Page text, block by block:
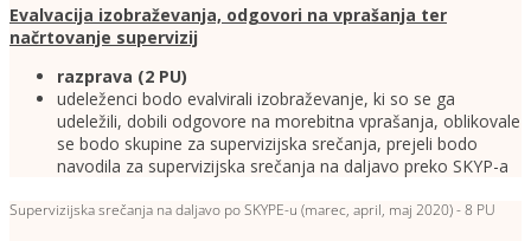
Evalvacija izobraževanja, odgovori na vprašanja ter
načrtovanje supervizij
razprava (2 PU)
udeleženci bodo evalvirali izobraževanje, ki so se ga
udeležili, dobili odgovore na morebitna vprašanja, oblikovale
se bodo skupine za supervizijska srečanja, prejeli bodo
navodila za supervizijska srečanja na daljavo preko SKYP-a
Supervizijska srečanja na daljavo po SKYPE-u (marec, april, maj 2020) - 8 PU